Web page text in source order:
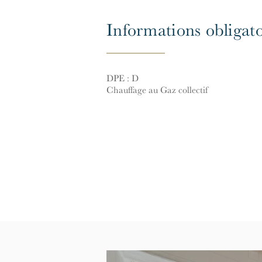
Informations
DPE : D
Chauffage au Gaz collectif